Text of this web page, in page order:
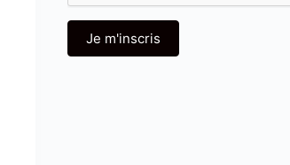
Je m'inscris